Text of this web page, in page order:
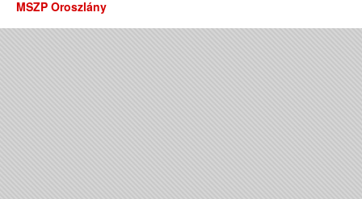
MSZP Oroszlány